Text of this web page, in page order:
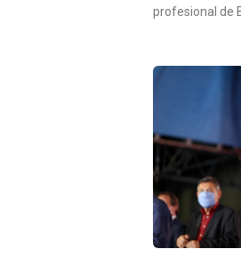
profesional de